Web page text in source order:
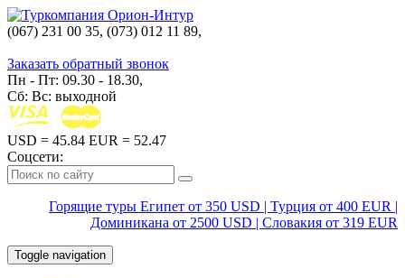
(067) 231 00 35, (073) 012 11 89,
Заказать обратный звонок
Пн - Пт: 09.30 - 18.30,
Сб: Вс: выходной
USD = 45.84 EUR = 52.47
Соцсети:
Горящие туры Египет от 350 USD | Турция от 400 EUR |
Доминикана от 2500 USD | Словакия от 319 EUR
Toggle navigation